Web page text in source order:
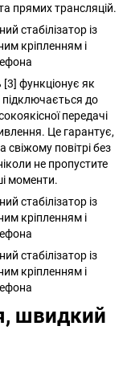
прямих трансляцій.
функціонує як
до
передачі
Це гарантує,
повітрі без
не пропустите
моменти.
швидкий